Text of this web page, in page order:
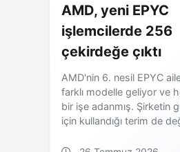
AMD, yeni EPYC
işlemcilerde 256
çekirdeğe çıktı
AMD'nin 6. nesil EPYC
farklı modelle geliyor ve
bir işe adanmış. Şirketin
için kullandığı terim de